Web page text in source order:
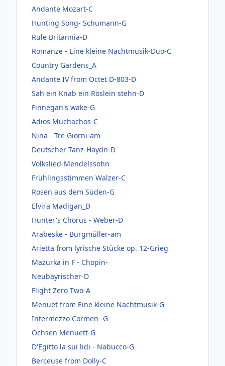
Andante Mozart-C
Hunting Song- Schumann-G
Rule Britannia-D
Romanze - Eine kleine Nachtmusik-Duo-C
Country Gardens_A
Andante IV from Octet D-803-D
Sah ein Knab ein Röslein stehn-D
Finnegan's wake-G
Adios Muchachos-C
Nina - Tre Giorni-am
Deutscher Tanz-Haydn-D
Volkslied-Mendelssohn
Frühlingsstimmen Walzer-C
Rosen aus dem Süden-G
Elvira Madigan_D
Hunter's Chorus - Weber-D
Arabeske - Burgmüller-am
Arietta from lyrische Stücke op. 12-Grieg
Mazurka in F - Chopin-
Neubayrischer-D
Flight Zero Two-A
Menuet from Eine kleine Nachtmusik-G
Intermezzo Cormen -G
Ochsen Menuett-G
D'Egitto la sui lidi - Nabucco-G
Berceuse from Dolly-C